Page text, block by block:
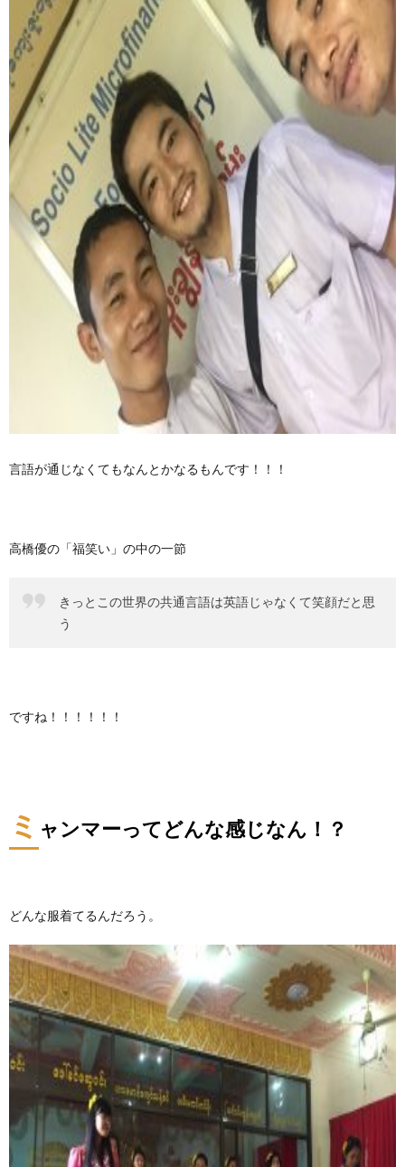
言語が通じなくてもなんとかなるもんです！！！
高橋優の「福笑い」の中の一節
きっとこの世界の共通言語は英語じゃなくて笑顔だと思
う
ですね！！！！！！
ミ ャンマーってどんな感じなん！？
どんな服着てるんだろう。